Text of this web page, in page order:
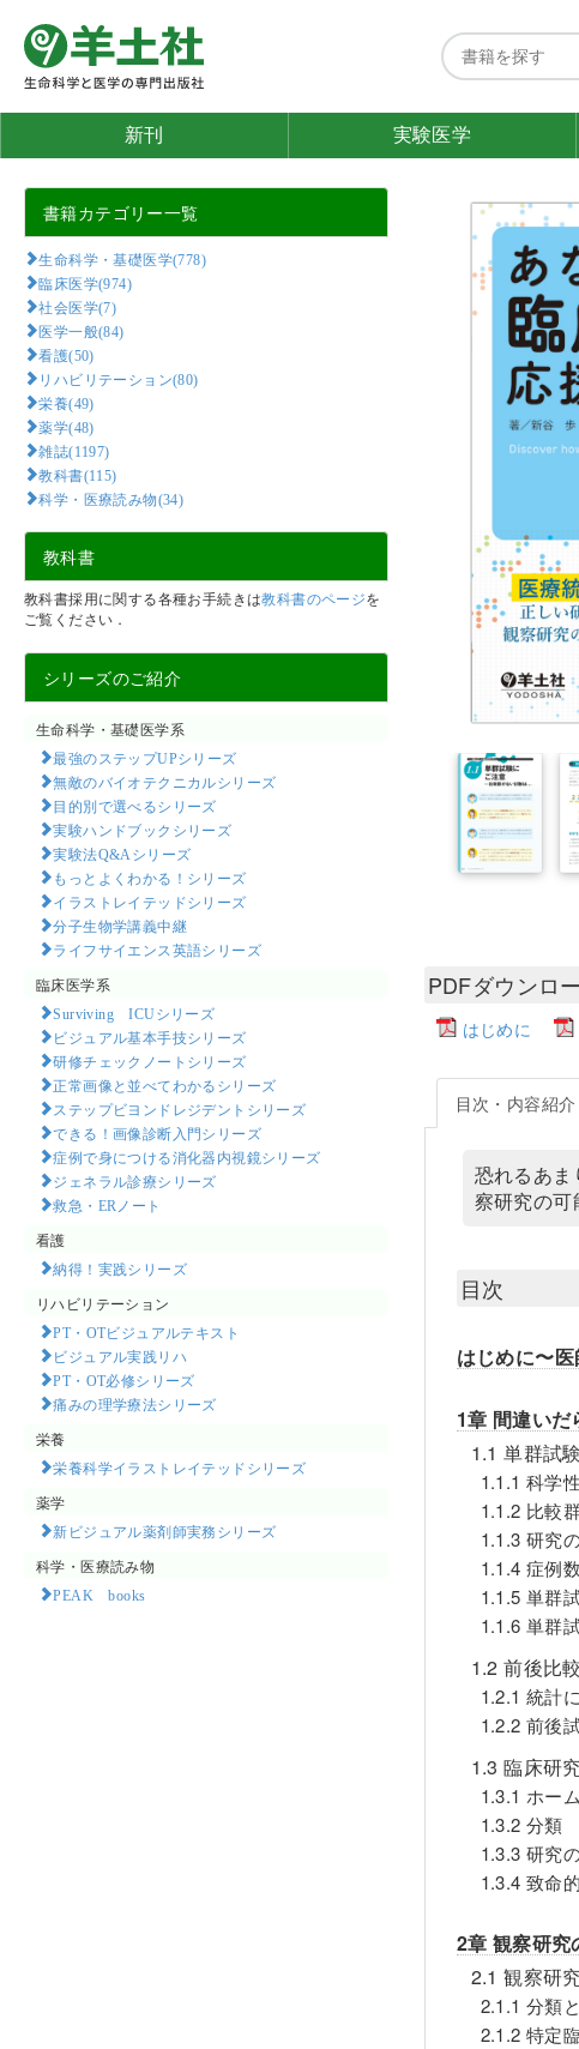
新刊 実験医学
書籍カテゴリー一覧
生命科学・基礎医学(778)
臨床医学(974)
社会医学(7)
医学一般(84)
看護(50)
リハビリテーション(80)
栄養(49)
薬学(48)
雑誌(1197)
教科書(115)
科学・医療読み物(34)
教科書
教科書採用に関する各種お手続きは教科書のページを
ご覧ください．
シリーズのご紹介
生命科学・基礎医学系
最強のステップUPシリーズ
無敵のバイオテクニカルシリーズ
目的別で選べるシリーズ
実験ハンドブックシリーズ
実験法Q&Aシリーズ
もっとよくわかる！シリーズ
イラストレイテッドシリーズ
分子生物学講義中継
ライフサイエンス英語シリーズ
臨床医学系
Surviving ICUシリーズ
ビジュアル基本手技シリーズ
研修チェックノートシリーズ
正常画像と並べてわかるシリーズ
ステップビヨンドレジデントシリーズ
できる！画像診断入門シリーズ
症例で身につける消化器内視鏡シリーズ
ジェネラル診療シリーズ
救急・ERノート
看護
納得！実践シリーズ
リハビリテーション
PT・OTビジュアルテキスト
ビジュアル実践リハ
PT・OT必修シリーズ
痛みの理学療法シリーズ
栄養
栄養科学イラストレイテッドシリーズ
薬学
新ビジュアル薬剤師実務シリーズ
科学・医療読み物
PEAK books​
PDFダウンロ
はじめに
目次・内容紹介
恐れるあ
察研究の
目次
はじめに〜
1章 間違いだ
1.1 単群試
1.1.1 科学
1.1.2 比較
1.1.3 研究
1.1.4 症例
1.1.5 単群
1.1.6 単群
1.2 前後比
1.2.1 統計
1.2.2 前後
1.3 臨床研
1.3.1 ホー
1.3.2 分類
1.3.3 研究
1.3.4 致命
2章 観察研究
2.1 観察研
2.1.1 分類
2.1.2 特定